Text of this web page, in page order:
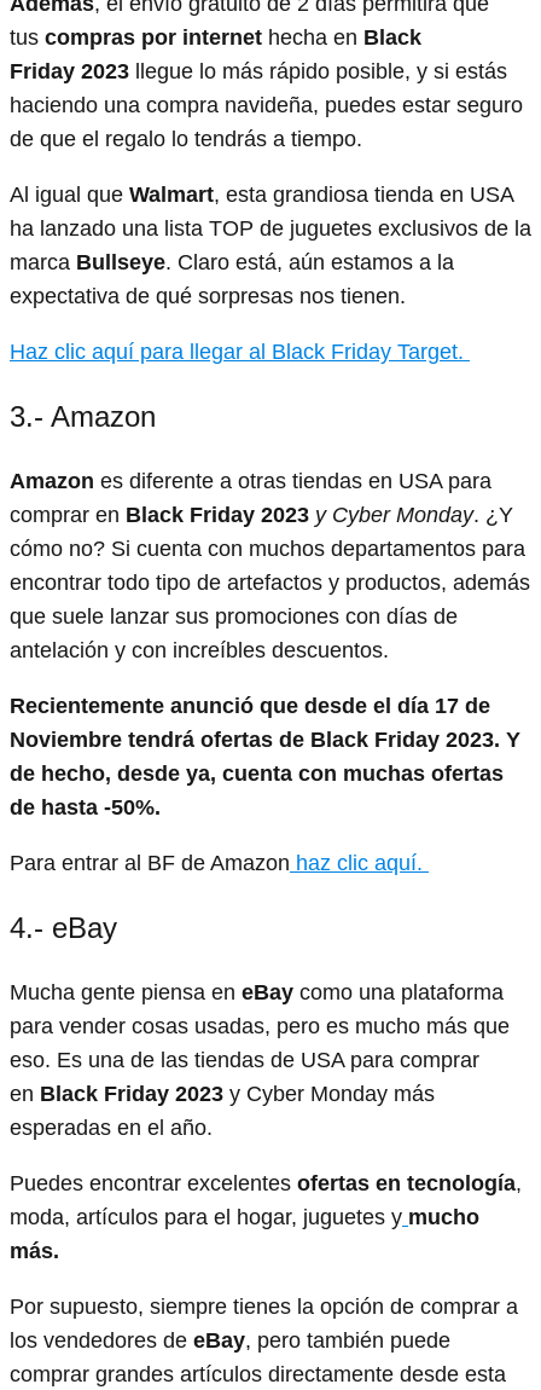
tus compras por internet hecha en Black
Friday 2023 llegue lo más rápido posible, y si estás
haciendo una compra navideña, puedes estar seguro
de que el regalo lo tendrás a tiempo.
Al igual que Walmart, esta grandiosa tienda en USA
ha lanzado una lista TOP de juguetes exclusivos de la
marca Bullseye. Claro está, aún estamos a la
expectativa de qué sorpresas nos tienen.
Haz clic aquí para llegar al Black Friday Target.
3.- Amazon
Amazon es diferente a otras tiendas en USA para
comprar en Black Friday 2023 y Cyber Monday. ¿Y
cómo no? Si cuenta con muchos departamentos para
encontrar todo tipo de artefactos y productos, además
que suele lanzar sus promociones con días de
antelación y con increíbles descuentos.
Recientemente anunció que desde el día 17 de
Noviembre tendrá ofertas de Black Friday 2023. Y
de hecho, desde ya, cuenta con muchas ofertas
de hasta -50%.
Para entrar al BF de Amazon haz clic aquí.
4.- eBay
Mucha gente piensa en eBay como una plataforma
para vender cosas usadas, pero es mucho más que
eso. Es una de las tiendas de USA para comprar
en Black Friday 2023 y Cyber Monday más
esperadas en el año.
Puedes encontrar excelentes ofertas en tecnología,
moda, artículos para el hogar, juguetes y mucho
más.
Por supuesto, siempre tienes la opción de comprar a
los vendedores de eBay, pero también puede
comprar grandes artículos directamente desde esta